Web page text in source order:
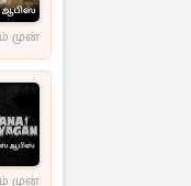
முன்
முன்